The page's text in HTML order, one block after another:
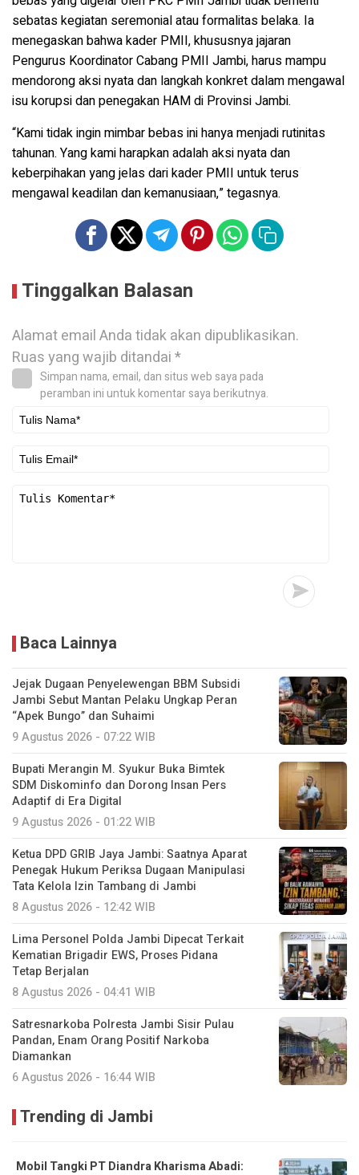
sebatas kegiatan seremonial atau formalitas belaka. Ia
menegaskan bahwa kader PMII, khususnya jajaran
Pengurus Koordinator Cabang PMII Jambi, harus mampu
mendorong aksi nyata dan langkah konkret dalam mengawal
isu korupsi dan penegakan HAM di Provinsi Jambi.
“Kami tidak ingin mimbar bebas ini hanya menjadi rutinitas
tahunan. Yang kami harapkan adalah aksi nyata dan
keberpihakan yang jelas dari kader PMII untuk terus
mengawal keadilan dan kemanusiaan,” tegasnya.
Tinggalkan Balasan
Alamat email Anda tidak akan dipublikasikan.
Ruas yang wajib ditandai*
Simpan nama, email, dan situs web saya pada
peramban ini untuk komentar saya berikutnya.
Baca Lainnya
Jejak Dugaan Penyelewengan BBM Subsidi
Jambi Sebut Mantan Pelaku Ungkap Peran
“Apek Bungo” dan Suhaimi
9 Agustus 2026 - 07:22 WIB
Bupati Merangin M. Syukur Buka Bimtek
SDM Diskominfo dan Dorong Insan Pers
Adaptif di Era Digital
9 Agustus 2026 - 01:22 WIB
Ketua DPD GRIB Jaya Jambi: Saatnya Aparat
Penegak Hukum Periksa Dugaan Manipulasi
Tata Kelola Izin Tambang di Jambi
8 Agustus 2026 - 12:42 WIB
Lima Personel Polda Jambi Dipecat Terkait
Kematian Brigadir EWS, Proses Pidana
Tetap Berjalan
8 Agustus 2026 - 04:41 WIB
Satresnarkoba Polresta Jambi Sisir Pulau
Pandan, Enam Orang Positif Narkoba
Diamankan
6 Agustus 2026 - 16:44 WIB
Trending di Jambi
Mobil Tangki PT Diandra Kharisma Abadi: